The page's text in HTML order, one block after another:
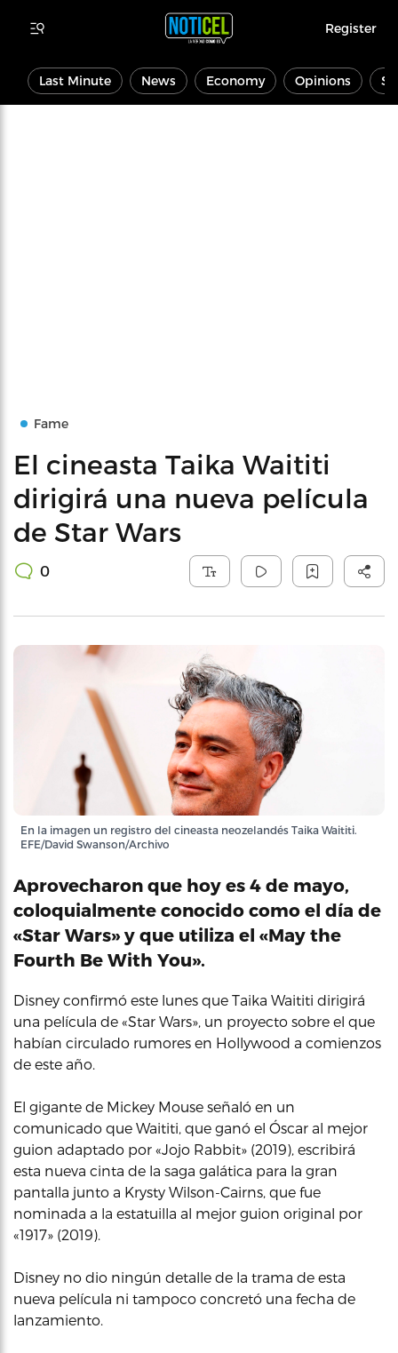
Register
Last Minute News Economy Opinions
Fame
El cineasta Taika Waititi
dirigirá una nueva película
de Star Wars
0
En la imagen un registro del cineasta neozelandés Taika Waititi.
EFE/David Swanson/Archivo
Aprovecharon que hoy es 4 de mayo,
coloquialmente conocido como el día de
«Star Wars» y que utiliza el «May the
Fourth Be With You».
Disney confirmó este lunes que Taika Waititi dirigirá
una película de «Star Wars», un proyecto sobre el que
habían circulado rumores en Hollywood a comienzos
de este año.
El gigante de Mickey Mouse señaló en un
comunicado que Waititi, que ganó el Óscar al mejor
guion adaptado por «Jojo Rabbit» (2019), escribirá
esta nueva cinta de la saga galática para la gran
pantalla junto a Krysty Wilson-Cairns, que fue
nominada a la estatuilla al mejor guion original por
«1917» (2019).
Disney no dio ningún detalle de la trama de esta
nueva película ni tampoco concretó una fecha de
lanzamiento.